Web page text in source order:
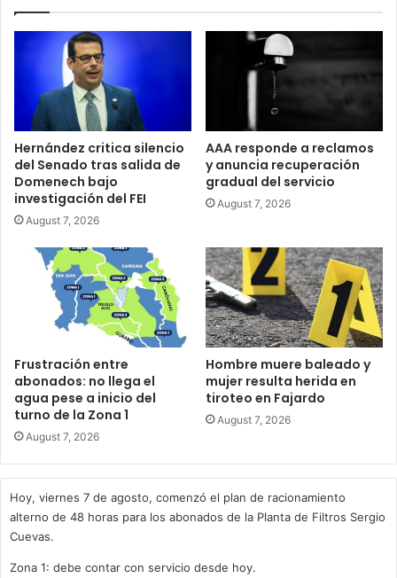
Hernández critica silencio
del Senado tras salida de
Domenech bajo
investigación del FEI
August 7, 2026
AAA responde a reclamos
y anuncia recuperación
gradual del servicio
August 7, 2026
Frustración entre
abonados: no llega el
agua pese a inicio del
turno de la Zona 1
August 7, 2026
Hombre muere baleado y
mujer resulta herida en
tiroteo en Fajardo
August 7, 2026
Hoy, viernes 7 de agosto, comenzó el plan de racionamiento
alterno de 48 horas para los abonados de la Planta de Filtros Sergio
Cuevas.
Zona 1: debe contar con servicio desde hoy.